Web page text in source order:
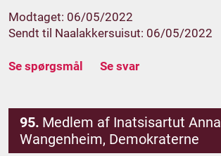
Modtaget: 06/05/2022
Sendt til Naalakkersuisut: 06/05/2022
Se spørgsmål Se svar
95. Medlem af Inatsisartut Anna
Wangenheim, Demokraterne